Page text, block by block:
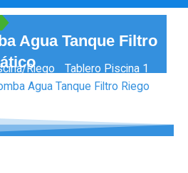
Agua Tanque Filtro
Riego
Tablero Piscina 1
Agua Tanque Filtro Riego